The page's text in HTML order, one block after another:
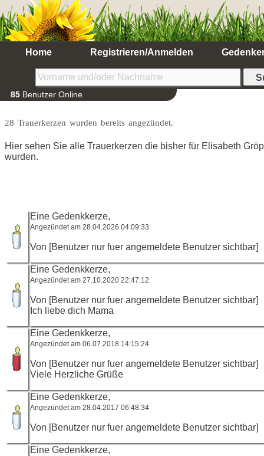
Home Registrieren/Anmelden
85 Benutzer Online
28 Trauerkerzen wurden bereits angezündet.
Hier sehen Sie alle Trauerkerzen die bisher für Elisabeth
wurden.
Eine Gedenkkerze,
Angezündet am 28.04.2026 04:09:33
Von [Benutzer nur fuer angemeldete Benutzer sichtbar]
Eine Gedenkkerze,
Angezündet am 27.10.2020 22:47:12
Von [Benutzer nur fuer angemeldete Benutzer sichtbar]
Ich liebe dich Mama
Eine Gedenkkerze,
Angezündet am 06.07.2018 14:15:24
Von [Benutzer nur fuer angemeldete Benutzer sichtbar]
Viele Herzliche Grüße
Eine Gedenkkerze,
Angezündet am 28.04.2017 06:48:34
Von [Benutzer nur fuer angemeldete Benutzer sichtbar]
Eine Gedenkkerze,